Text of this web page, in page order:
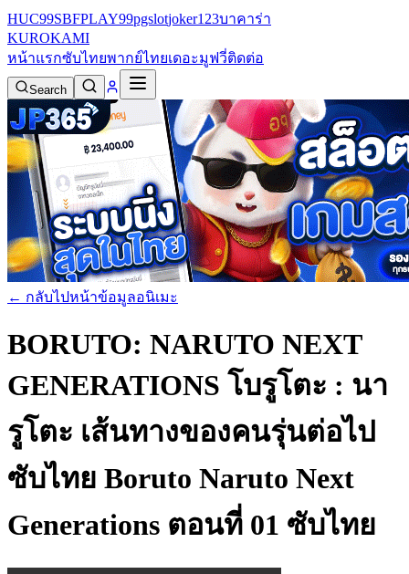
HUC99SBFPLAY99pgslotjoker123บาคาร่า
KUROKAMI
หน้าแรกซับไทยพากย์ไทยเดอะมูฟวี่ติดต่อ
Search
← กลับไปหน้าข้อมูลอนิเมะ
BORUTO: NARUTO NEXT
GENERATIONS โบรูโตะ : นา
รูโตะ เส้นทางของคนรุ่นต่อไป
ซับไทย Boruto Naruto Next
Generations ตอนที่ 01 ซับไทย